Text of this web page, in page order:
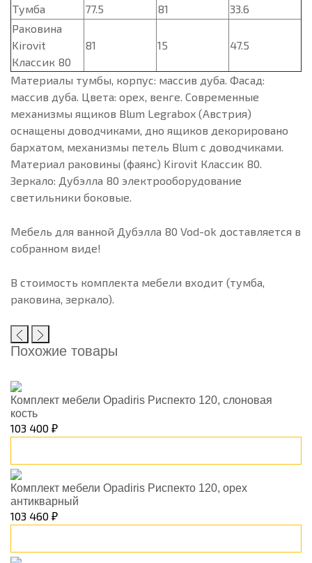
Тумба
77.5 81
33.6
Раковина
Kirovit
Классик 80
81 15 47.5
Материалы тумбы, корпус: массив дуба. Фасад:
массив дуба. Цвета: орех, венге. Современные
механизмы ящиков Blum Legrabox (Австрия)
оснащены доводчиками, дно ящиков декорировано
бархатом, механизмы петель Blum с доводчиками.
Материал раковины (фаянс) Kirovit Классик 80.
Зеркало: Дубэлла 80 электрооборудование
светильники боковые.
Мебель для ванной Дубэлла 80 Vod-ok доставляется в
собранном виде!
В стоимость комплекта мебели входит (тумба,
раковина, зеркало).
Похожие товары
Комплект мебели Opadiris Риспекто 120, слоновая
кость
103 400 ₽
Комплект мебели Opadiris Риспекто 120, орех
антикварный
103 460 ₽